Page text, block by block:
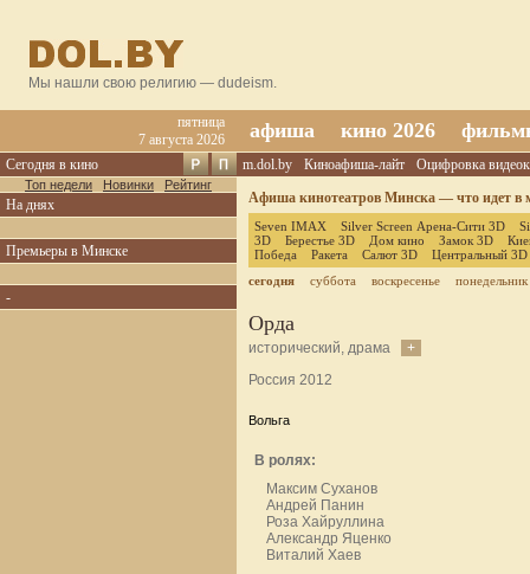
Мы нашли свою религию — dudeism.
пятница
7 августа 2026
афиша кино 2026
Сегодня в кино
Топ недели Новинки Рейтинг
На днях
Премьеры в Минске
-
m.dol.by Киноафиша-лайт
Оцифровка
Афиша кинотеатров Минска — что идет в
Seven IMAX Silver Screen Арена-Сити 3D
3D
Берестье 3D Дом кино Замок 3D
Победа
Ракета Салют 3D
Центральный 3D
сегодня
суббота воскресенье понедельник
Орда
исторический, драма
+
Россия 2012
Вольга
В ролях:
Максим Суханов
Андрей Панин
Роза Хайруллина
Александр Яценко
Виталий Хаев